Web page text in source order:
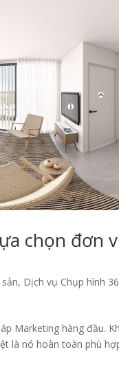
chọn đơn
, Dịch vụ Chụp hình
Marketing hàng đầu.
là nó hoàn toàn phù